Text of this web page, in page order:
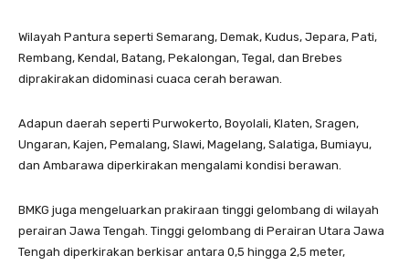
Wilayah Pantura seperti Semarang, Demak, Kudus, Jepara, Pati,
Rembang, Kendal, Batang, Pekalongan, Tegal, dan Brebes
diprakirakan didominasi cuaca cerah berawan.
Adapun daerah seperti Purwokerto, Boyolali, Klaten, Sragen,
Ungaran, Kajen, Pemalang, Slawi, Magelang, Salatiga, Bumiayu,
dan Ambarawa diperkirakan mengalami kondisi berawan.
BMKG juga mengeluarkan prakiraan tinggi gelombang di wilayah
perairan Jawa Tengah. Tinggi gelombang di Perairan Utara Jawa
Tengah diperkirakan berkisar antara 0,5 hingga 2,5 meter,